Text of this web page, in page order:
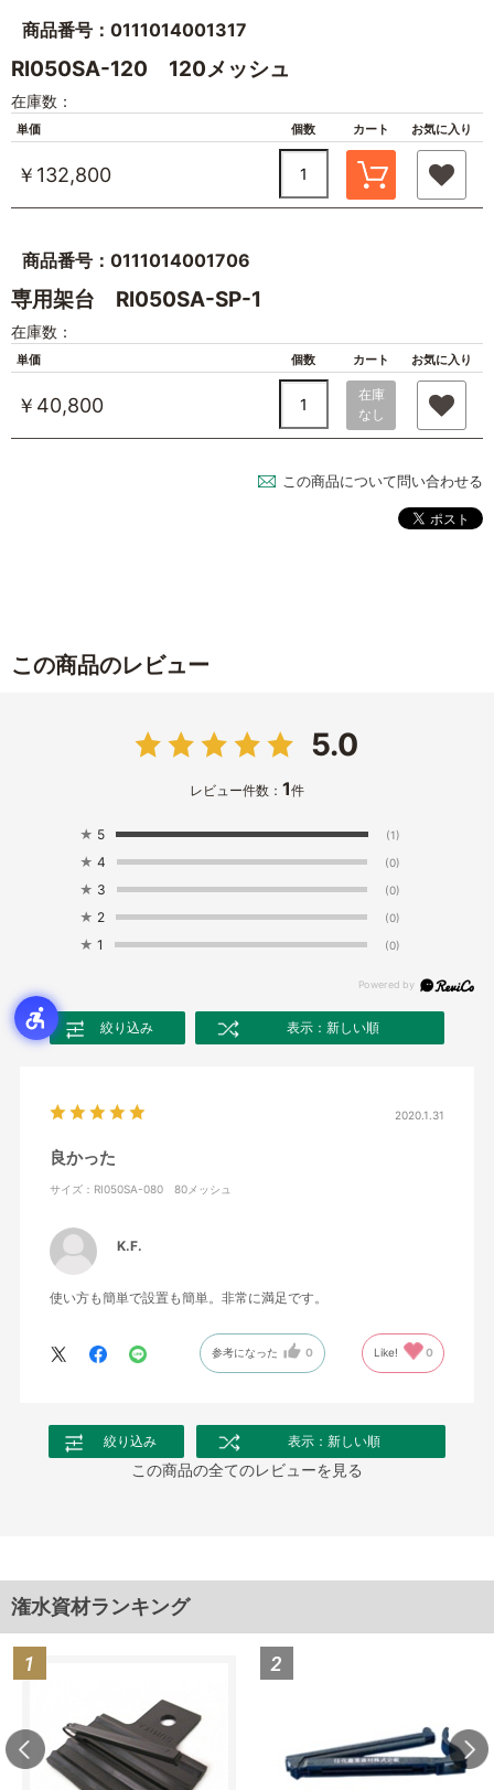
商品番号：0111014001317
RI050SA-120 120メッシュ
在庫数：
単価 個数 カート お気に入り
￥132,800
商品番号：0111014001706
専用架台 RI050SA-SP-1
在庫数：
単価 個数 カート お気に入り
￥40,800
在庫
なし
この商品について問い合わせる
この商品のレビュー
5.0
レビュー件数： 1件
★ 5 (1)
★ 4 (0)
★ 3 (0)
★ 2 (0)
★ 1 (0)
絞り込み 表示：新しい順
2020.1.31
良かった
サイズ：RI050SA-080 80メッシュ
K.F.
使い方も簡単で設置も簡単。非常に満足です。
参考になった 0 Like! 0
絞り込み 表示：新しい順
この商品の全てのレビューを見る
潅水資材ランキング